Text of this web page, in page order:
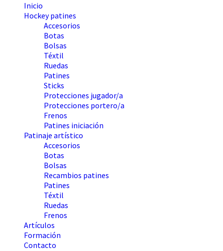
Inicio
Hockey patines
Accesorios
Botas
Bolsas
Téxtil
Ruedas
Patines
Sticks
Protecciones jugador/a
Protecciones portero/a
Frenos
Patines iniciación
Patinaje artístico
Accesorios
Botas
Bolsas
Recambios patines
Patines
Téxtil
Ruedas
Frenos
Artículos
Formación
Contacto